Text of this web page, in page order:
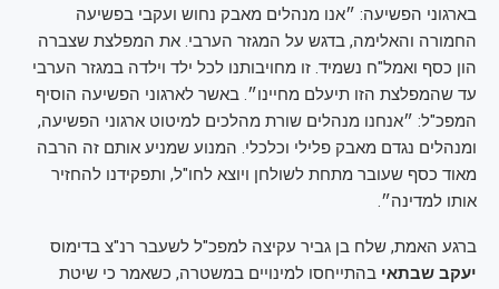
בארגוני הפשיעה: ״אנו מנהלים מאבק נחוש ועקבי בפשיעה
החמורה והאלימה, בדגש על המגזר הערבי. את המפלצת שצברה
הון כסף ואמל"ח נשמיד. זו מחויבותנו לכל ילד וילדה במגזר הערבי
עד שהמפלצת הזו תיעלם מחיינו״. באשר לארגוני הפשיעה הוסיף
המפכ"ל: ״אנחנו מנהלים שורת מהלכים למיטוט ארגוני הפשיעה,
ומנהלים נגדם מאבק פלילי וכלכלי. המנוע שמניע אותם זה הרבה
מאוד כסף שעובר מתחת לשולחן ויוצא לחו"ל, ותפקידנו להחזיר
אותו למדינה״.
ברגע האמת, שלח בן גביר עקיצה למפכ"ל לשעבר רנ"צ בדימוס
יעקב שבתאי בהתייחסו למינויים במשטרה, כשאמר כי שיטת